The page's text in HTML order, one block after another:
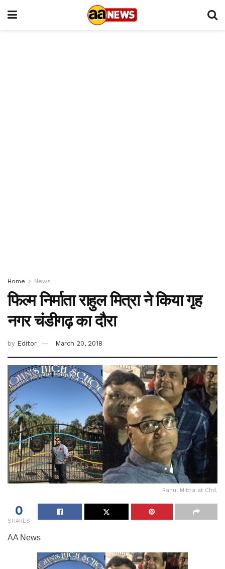
Home News
फिल्म निर्माता राहुल मित्रा ने किया गृह
नगर चंडीगढ़ का दौरा
by Editor March 20, 2018
Rahul Mittra at Chd.
0
SHARES
AA News